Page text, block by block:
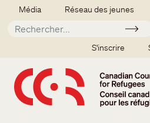
Aller au contenu principal
Secondary menu
Média Réseau des jeunes
SSO
S'inscrire